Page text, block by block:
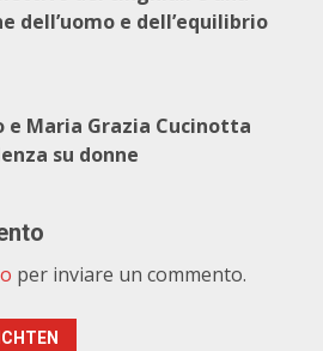
dell’uomo e dell’equilibrio
e Maria Grazia Cucinotta
su donne
per inviare un commento.